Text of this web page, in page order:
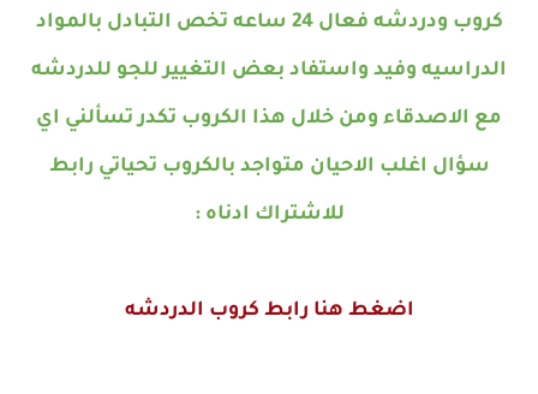
كروب ودردشه فعال 24 ساعه تخص التبادل بالمواد
الدراسيه وفيد واستفاد بعض التغيير للجو للدردشه
مع الاصدقاء ومن خلال هذا الكروب تكدر تسألني اي
سؤال اغلب الاحيان متواجد بالكروب تحياتي رابط
للاشتراك ادناه:
اضغط هنا رابط كروب الدردشه